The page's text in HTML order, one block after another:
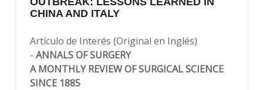
CHINA AND ITALY
Artículo de Interés (Original en Inglés)
- ANNALS OF SURGERY
A MONTHLY REVIEW OF SURGICAL SCIENCE
SINCE 1885